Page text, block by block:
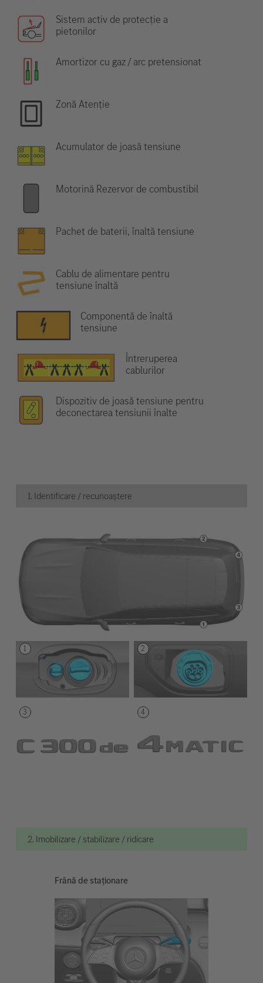
Sistem activ de protecție a
pietonilor
Amortizor cu gaz / arc pretensionat
Zonă Atenție
Acumulator de joasă tensiune
Motorină Rezervor de combustibil
Pachet de baterii, înaltă tensiune
Cablu de alimentare pentru
tensiune înaltă
Componentă de înaltă
tensiune
Întreruperea
cablurilor
Dispozitiv de joasă tensiune pentru
deconectarea tensiunii înalte
1. Identificare / recunoaștere
2. Imobilizare / stabilizare / ridicare
Frână de staționare